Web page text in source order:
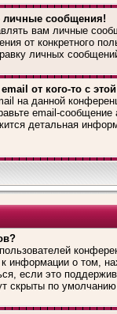
личные сообщения!
вам личные
от конкретного
личных
от кого-то с
на данной
email-
детальная
информации о том,
если это
скрыты по